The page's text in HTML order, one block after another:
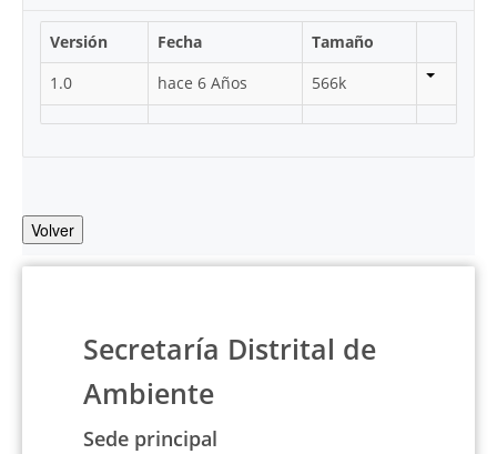
Versión Fecha
Tamaño
1.0
hace 6 Años 566k
Volver
Secretaría Distrital de
Ambiente
Sede principal